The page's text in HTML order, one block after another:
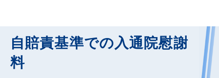
自賠責基準での入通院慰謝
料